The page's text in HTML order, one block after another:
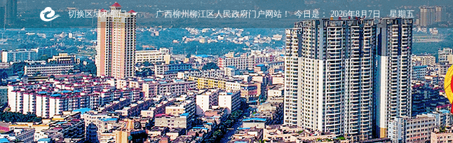
切换区域和部门 广西柳州柳江区人民政府门户网站！ 今日是：2026年8月7日 星期五